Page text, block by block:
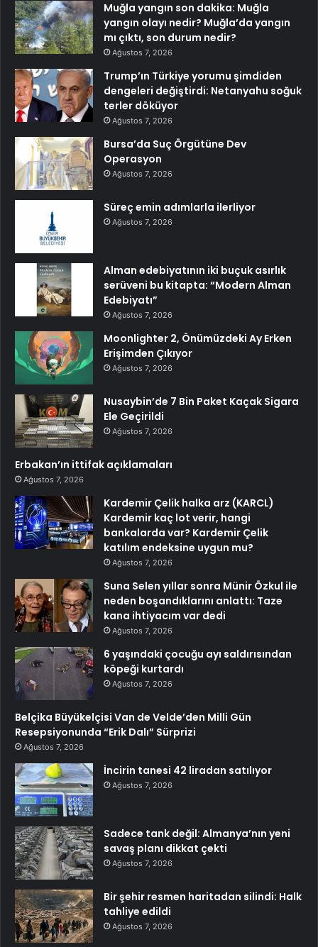
Muğla yangın son dakika: Muğla
yangın olayı nedir? Muğla’da yangın
mı çıktı, son durum nedir?
Ağustos 7, 2026
Trump’ın Türkiye yorumu şimdiden
dengeleri değiştirdi: Netanyahu soğuk
terler döküyor
Ağustos 7, 2026
Bursa’da Suç Örgütüne Dev
Operasyon
Ağustos 7, 2026
Süreç emin adımlarla ilerliyor
Ağustos 7, 2026
Alman edebiyatının iki buçuk asırlık
serüveni bu kitapta: “Modern Alman
Edebiyatı”
Ağustos 7, 2026
Moonlighter 2, Önümüzdeki Ay Erken
Erişimden Çıkıyor
Ağustos 7, 2026
Nusaybin’de 7 Bin Paket Kaçak Sigara
Ele Geçirildi
Ağustos 7, 2026
Erbakan’ın ittifak açıklamaları
Ağustos 7, 2026
Kardemir Çelik halka arz (KARCL)
Kardemir kaç lot verir, hangi
bankalarda var? Kardemir Çelik
katılım endeksine uygun mu?
Ağustos 7, 2026
Suna Selen yıllar sonra Münir Özkul ile
neden boşandıklarını anlattı: Taze
kana ihtiyacım var dedi
Ağustos 7, 2026
6 yaşındaki çocuğu ayı saldırısından
köpeği kurtardı
Ağustos 7, 2026
Belçika Büyükelçisi Van de Velde’den Milli Gün
Resepsiyonunda “Erik Dalı” Sürprizi
Ağustos 7, 2026
İncirin tanesi 42 liradan satılıyor
Ağustos 7, 2026
Sadece tank değil: Almanya’nın yeni
savaş planı dikkat çekti
Ağustos 7, 2026
Bir şehir resmen haritadan silindi: Halk
tahliye edildi
Ağustos 7, 2026